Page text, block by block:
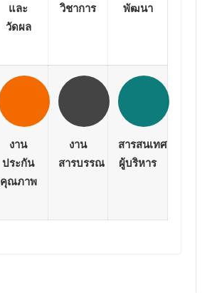
และ
วัดผล
วิชาการ
พัฒนา
งาน
ประกัน
คุณภาพ
งาน
สารบรรณ
สารสนเทศ
ผู้บริหาร